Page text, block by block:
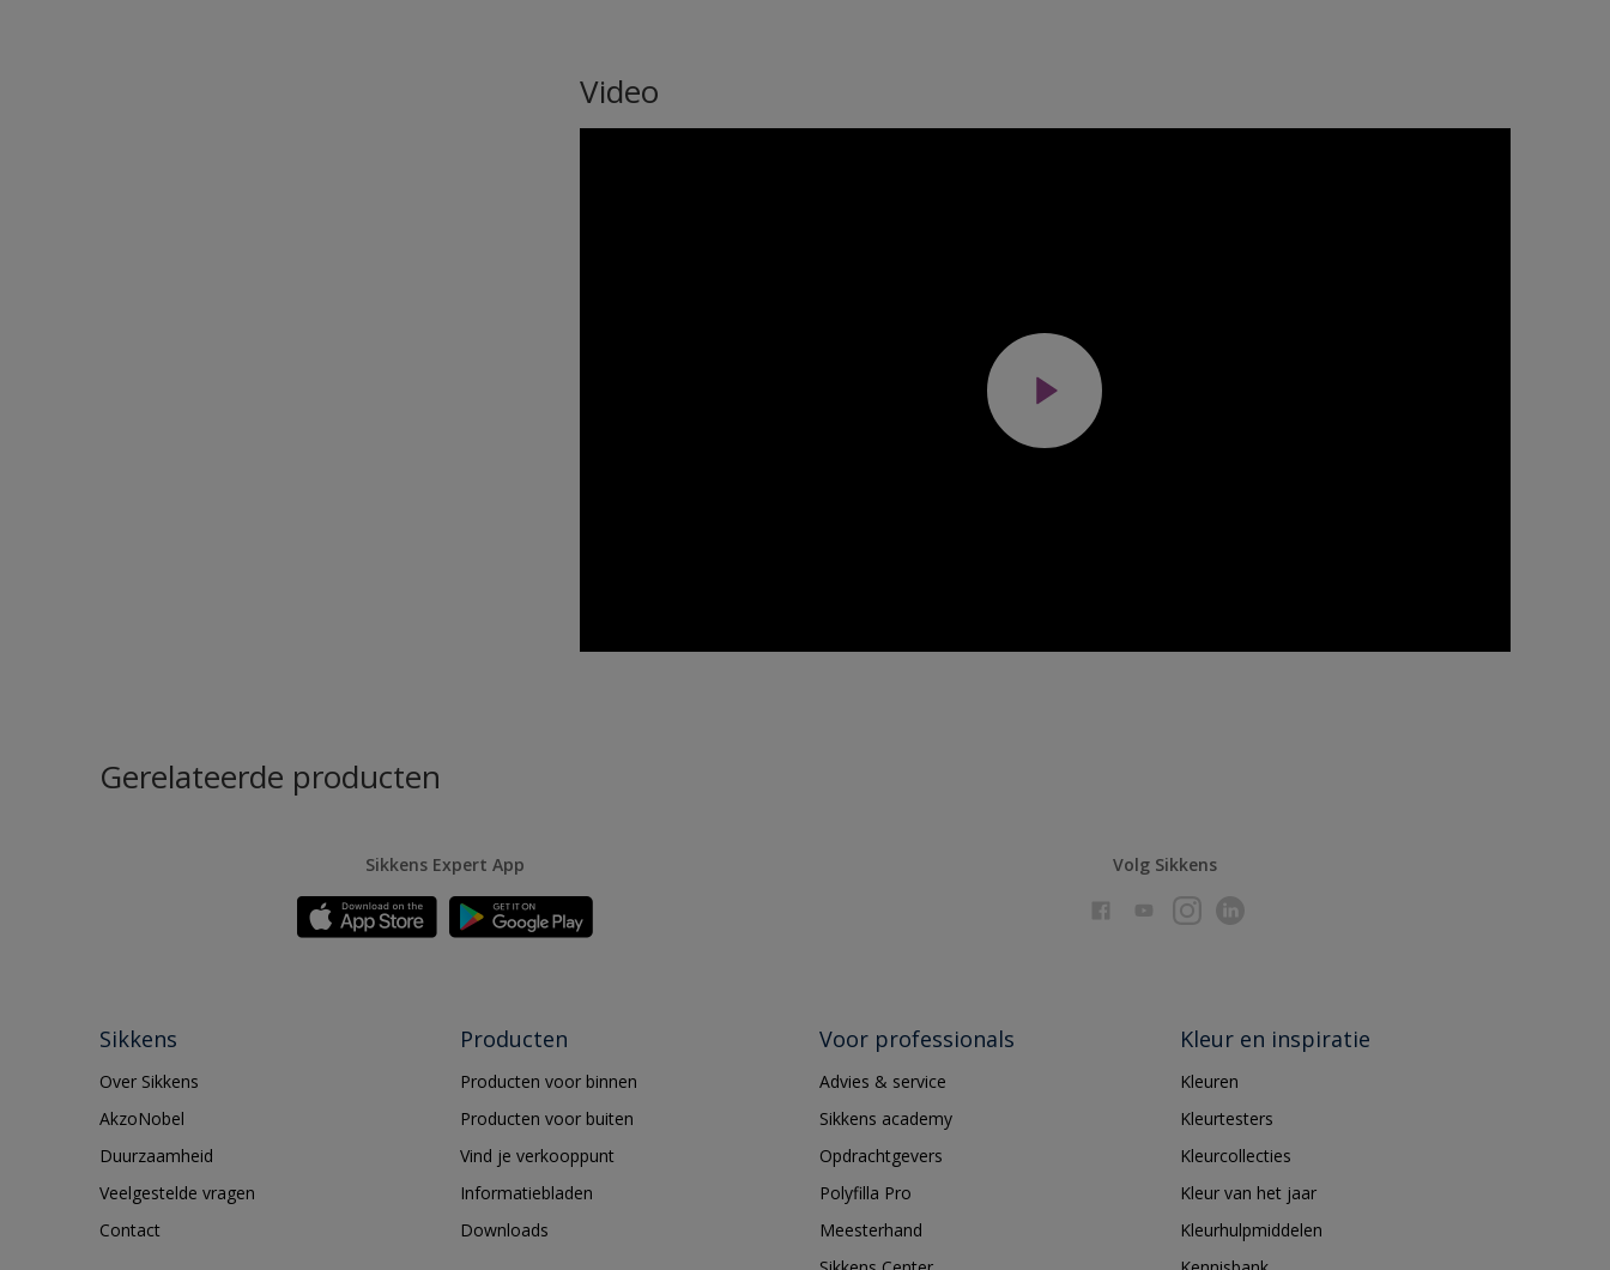
Video
Gerelateerde producten
Sikkens Expert App Volg Sikkens
Sikkens
Over Sikkens
AkzoNobel
Duurzaamheid
Veelgestelde vragen
Contact
Producten
Producten voor binnen
Producten voor buiten
Vind je verkooppunt
Informatiebladen
Downloads
Voor professionals
Advies & service
Sikkens academy
Opdrachtgevers
Polyfilla Pro
Meesterhand
Kleur en inspiratie
Kleuren
Kleurtesters
Kleurcollecties
Kleur van het jaar
Kleurhulpmiddelen